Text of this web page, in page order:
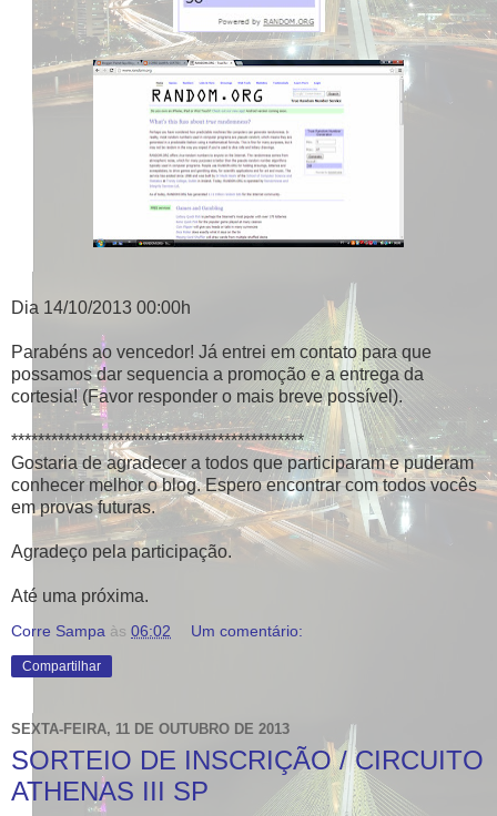
Dia 14/10/2013 00:00h
Parabéns ao vencedor! Já entrei em contato para que
possamos dar sequencia a promoção e a entrega da
cortesia! (Favor responder o mais breve possível).
********************************************
Gostaria de agradecer a todos que participaram e puderam
conhecer melhor o blog. Espero encontrar com todos vocês
em provas futuras.
Agradeço pela participação.
Até uma próxima.
Corre Sampa às 06:02 Um comentário:
Compartilhar
SEXTA-FEIRA, 11 DE OUTUBRO DE 2013
SORTEIO DE INSCRIÇÃO / CIRCUITO
ATHENAS III SP